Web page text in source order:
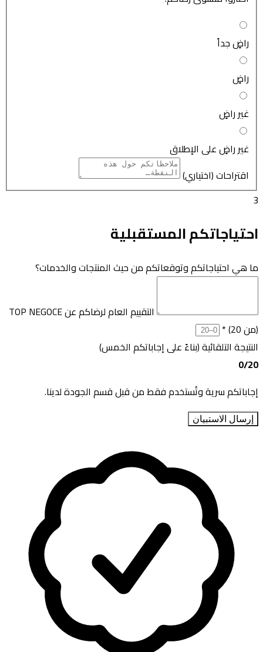
راضٍ جداً
راضٍ
غير راضٍ
غير راضٍ على الإطلاق
اقتراحات (اختياري)
احتياجاتكم المستقبلية
ما هي احتياجاتكم وتوقعاتكم من حيث المنتجات والخدمات؟
التقييم العام لرضاكم عن TOP NEGOCE
(من 20)
*
النتيجة التلقائية (بناءً على إجاباتكم الخمس)
0/20
إجاباتكم سرية وتُستخدم فقط من قبل قسم الجودة لدينا.
إرسال الاستبيان